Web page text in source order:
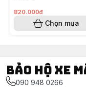
820.000đ
Chọn mua
Bảo Hộ Xe
090 948 0266